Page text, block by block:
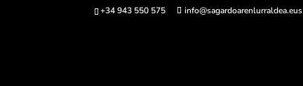
+34 943 550 575 info@sagardoarenlurraldea.eus